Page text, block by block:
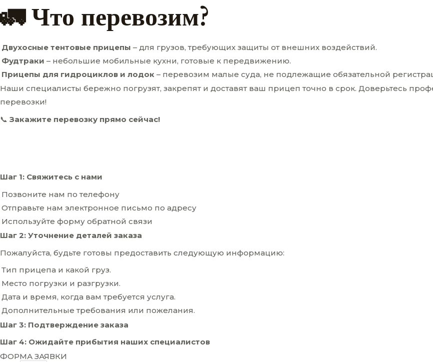
🚛 Что перевозим?
Двухосные тентовые прицепы – для грузов, требующих защиты от внешних воздействий.
Фудтраки – небольшие мобильные кухни, готовые к передвижению.
Прицепы для гидроциклов и лодок – перевозим малые суда, не подлежащие обязательной
Наши специалисты бережно погрузят, закрепят и доставят ваш прицеп точно в срок. Доверьтесь
перевозки!
📞 Закажите перевозку прямо сейчас!
Шаг 1: Свяжитесь с нами
Позвоните нам по телефону
Отправьте нам электронное письмо по адресу
Используйте форму обратной связи
Шаг 2: Уточнение деталей заказа
Пожалуйста, будьте готовы предоставить следующую информацию:
Тип прицепа и какой груз.
Место погрузки и разгрузки.
Дата и время, когда вам требуется услуга.
Дополнительные требования или пожелания.
Шаг 3: Подтверждение заказа
Шаг 4: Ожидайте прибытия наших специалистов
ФОРМА ЗАЯВКИ